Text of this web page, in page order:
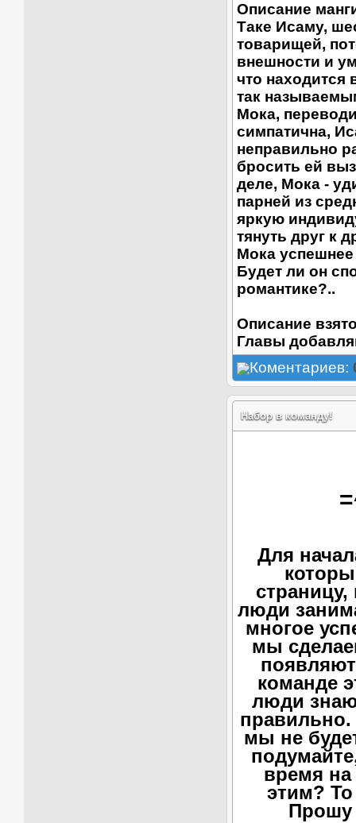
Описание
Таке Исаму,
товарищей,
внешности и
что находится
так
Мока,
симпатична,
неправильно
бросить ей
деле, Мока -
парней из
яркую
тянуть друг к
Мока успешнее
Будет ли он
романтике?..
Описание
Главы
Коментариев:
Набор в команду!
Для
люди
многое
мы
команде
люди
правильно.
мы не
время на
этим?
Прошу